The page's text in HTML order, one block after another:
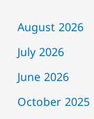
August 2026
July 2026
June 2026
October 2025